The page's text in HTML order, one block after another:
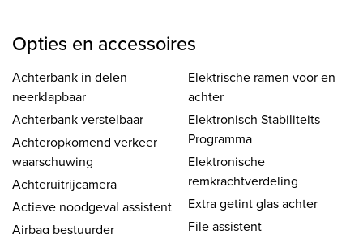
Opties en accessoires
Achterbank in delen
neerklapbaar
Achterbank verstelbaar
Achteropkomend verkeer
waarschuwing
Achteruitrijcamera
Actieve noodgeval assistent
Airbag bestuurder
Elektrische ramen voor en
achter
Elektronisch Stabiliteits
Programma
Elektronische
remkrachtverdeling
Extra getint glas achter
File assistent